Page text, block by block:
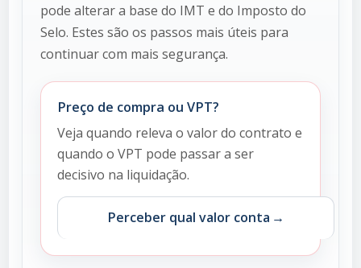
pode alterar a base do IMT e do Imposto do
Selo. Estes são os passos mais úteis para
continuar com mais segurança.
Preço de compra ou VPT?
Veja quando releva o valor do contrato e
quando o VPT pode passar a ser
decisivo na liquidação.
Perceber qual valor conta